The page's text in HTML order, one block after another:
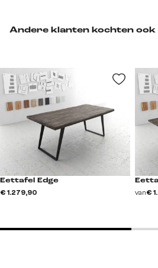
Andere klanten kochten ook
Eettafel Edge
€ 1.279,90 van€